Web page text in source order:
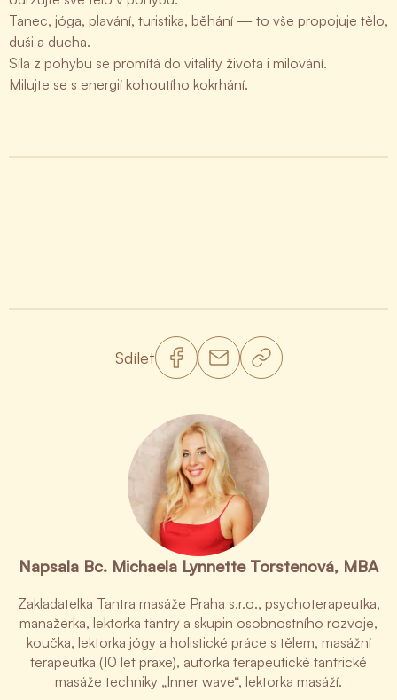
Tanec, jóga, plavání, turistika, běhání — to vše propojuje tělo,
duši a ducha.
Síla z pohybu se promítá do vitality života i milování.
Milujte se s energií kohoutího kokrhání.
Sdílet
Napsala Bc. Michaela Lynnette Torstenová, MBA
Zakladatelka Tantra masáže Praha s.r.o., psychoterapeutka,
manažerka, lektorka tantry a skupin osobnostního rozvoje,
koučka, lektorka jógy a holistické práce s tělem, masážní
terapeutka (10 let praxe), autorka terapeutické tantrické
masáže techniky „Inner wave“, lektorka masáží.